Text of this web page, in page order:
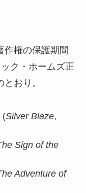
作権の保護期間
ク・ホームズ正
おり。
(Silver Blaze,
Sign of the
Adventure of